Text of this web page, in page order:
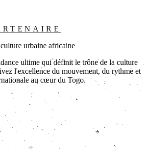
urbaine africaine
ultime qui définit le trône de la culture
l'excellence du mouvement, du rythme et
au cœur du Togo.